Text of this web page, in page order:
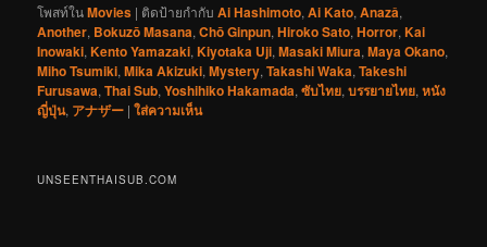
โพสท์ในMovies | ติดป้ายกำกับ Ai Hashimoto,Ai Kato,Anazâ,
Another, Bokuzō Masana,Chō Ginpun,Hiroko Sato,Horror,Kai
Inowaki,Kento Yamazaki,Kiyotaka Uji,Masaki Miura,Maya Okano,
Miho Tsumiki,Mika Akizuki,Mystery,Takashi Waka,Takeshi
Furusawa,Thai Sub,Yoshihiko Hakamada,ซับไทย,บรรยายไทย,หนัง
ญี่ปุ่น, アナザー |ใส่ความเห็น
UNSEENTHAISUB.COM